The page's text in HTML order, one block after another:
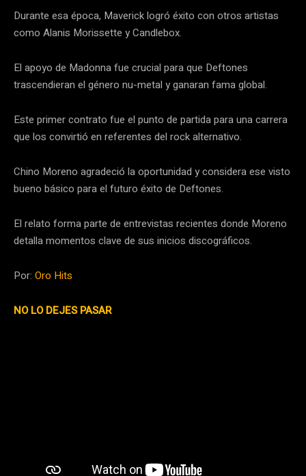
Durante esa época, Maverick logró éxito con otros artistas
como Alanis Morissette y Candlebox.
El apoyo de Madonna fue crucial para que Deftones
trascendieran el género nu-metal y ganaran fama global.
Este primer contrato fue el punto de partida para una carrera
que los convirtió en referentes del rock alternativo.
Chino Moreno agradeció la oportunidad y considera ese visto
bueno básico para el futuro éxito de Deftones.
El relato forma parte de entrevistas recientes donde Moreno
detalla momentos clave de sus inicios discográficos.
Por: Oro Hits
NO LO DEJES PASAR